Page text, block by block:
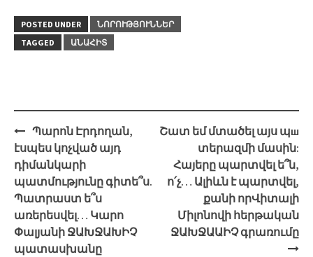
POSTED UNDER
ՆՈՐՈՒԹՅՈՒՆՆԵՐ
TAGGED
ԱՆԱՀԻՏ
Post
navigation
Պարոն Էրդողան,
էսպես կոչված այդ
դիմանկարի
պատմությունը գիտե՞ս.
Պատրաստ ե՞ս
առերեսվել… Կարո
Փալյանի ՋԱԽՋԱԽԻՉ
պատասխանը
Շատ եմ մտածել այս պш
տերազմի մասին:
Հայերը պարտվել ե՞ն,
ո՛չ… Ալիևն է պարտվել,
քանի որՎիտալի
Միլոնովի հերթական
ՋԱԽՋԱԱԻՉ գրառումը